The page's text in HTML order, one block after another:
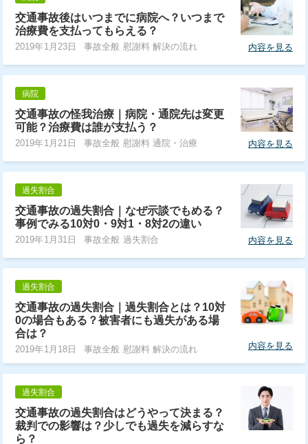
交通事故後はいつまでに病院へ？いつまで
治療費を支払ってもらえる？
2019年1月23日 事故全般 慰謝料 解決の流れ 内容を見る
病院
交通事故の怪我治療｜病院・通院先は変更
可能？治療費は誰が支払う？
2019年1月21日 事故全般 慰謝料 通院・治療 内容を見る
過失割合
交通事故の過失割合｜なぜ示談でもめる？
事例でみる10対0・9対1・8対2の違い
2019年1月31日 事故全般 過失割合 内容を見る
過失割合
交通事故の過失割合｜過失割合とは？10対
0の場合もある？被害者にも過失がある場
合は？
2019年1月18日 事故全般 慰謝料 解決の流れ 内容を見る
過失割合
交通事故の過失割合はどうやって決まる？
裁判での影響は？少しでも過失を減らすな
ら？